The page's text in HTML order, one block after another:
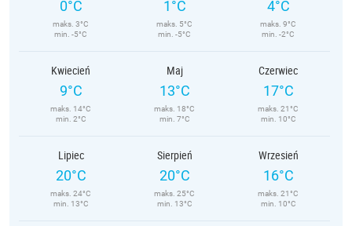
0°C
maks. 3°C
min. -5°C
1°C
maks. 5°C
min. -5°C
4°C
maks. 9°C
min. -2°C
Kwiecień
9°C
maks. 14°C
min. 2°C
Maj
13°C
maks. 18°C
min. 7°C
Czerwiec
17°C
maks. 21°C
min. 10°C
Lipiec
20°C
maks. 24°C
min. 13°C
Sierpień
20°C
maks. 25°C
min. 13°C
Wrzesień
16°C
maks. 21°C
min. 10°C